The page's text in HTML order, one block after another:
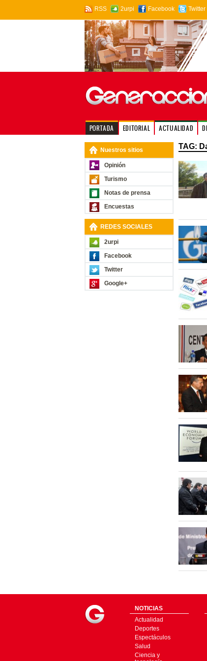
RSS 2urpi Facebook Twitter
PORTADA EDITORIAL ACTUALIDAD
Nuestros sitios
Opinión
Turismo
Notas de prensa
Encuestas
REDES SOCIALES
2urpi
Facebook
Twitter
Google+
TAG:
NOTICIAS
Actualidad
Deportes
Espectáculos
Salud
Ciencia y